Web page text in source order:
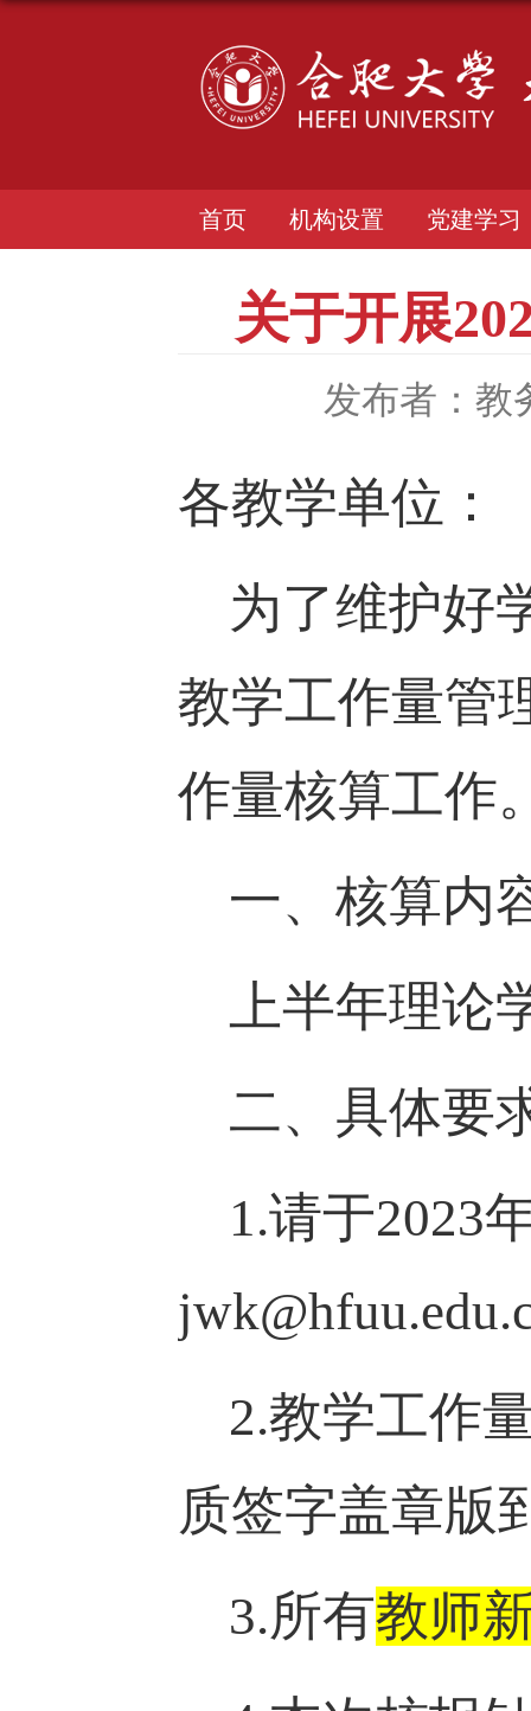
首页 机构设置 党建学习
关于开展
发布者：教
各教学单位：
为了维护好
教学工作量管
作量核算工作
一、核算内
上半年理论
二、具体要
1.请于2023
2.教学工作
质签字盖章版
3.所有教师